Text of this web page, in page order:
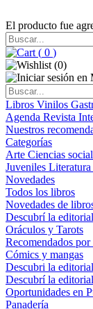
El producto fue
( 0 )
(0)
Libros Vinilos
Agenda Revista
Nuestros
Categorías
Arte Ciencias
Juveniles Literatura
Novedades
Todos los libros
Novedades de
Descubrí la
Oráculos y Tarots
Recomendados
Cómics y mangas
Descubri la
Descubrí la
Oportunidades en
Panadería